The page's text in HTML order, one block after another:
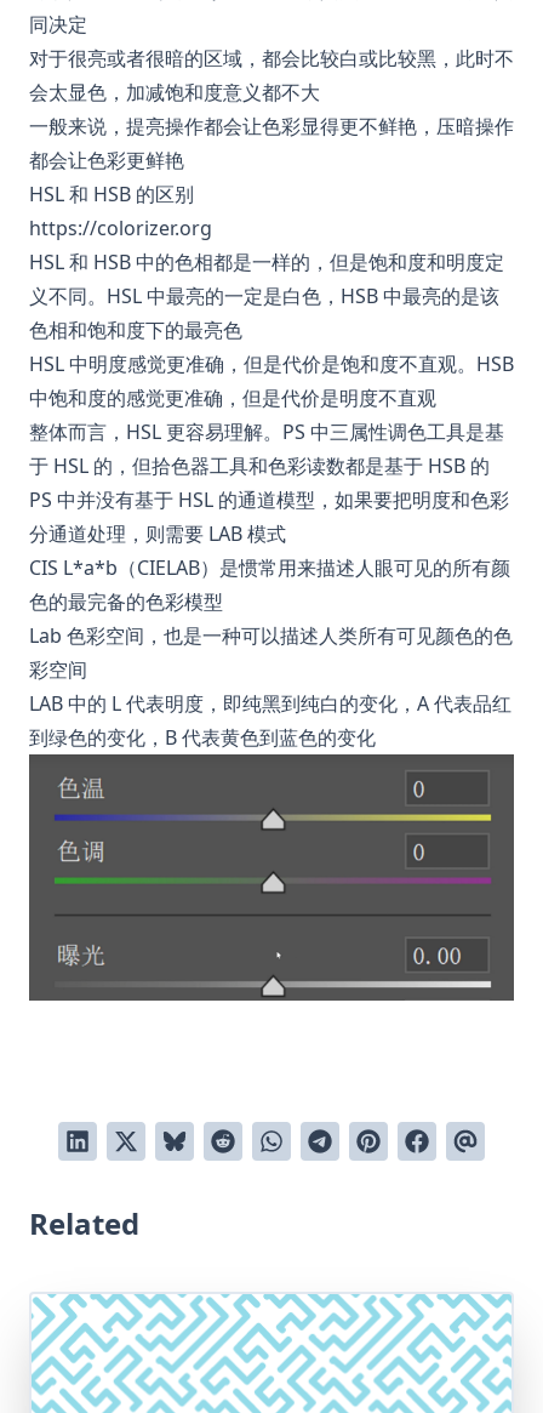
同决定
对于很亮或者很暗的区域，都会比较白或比较黑，此时不
会太显色，加减饱和度意义都不大
一般来说，提亮操作都会让色彩显得更不鲜艳，压暗操作
都会让色彩更鲜艳
HSL 和 HSB 的区别
https://colorizer.org
HSL 和 HSB 中的色相都是一样的，但是饱和度和明度定
义不同。HSL 中最亮的一定是白色，HSB 中最亮的是该
色相和饱和度下的最亮色
HSL 中明度感觉更准确，但是代价是饱和度不直观。HSB
中饱和度的感觉更准确，但是代价是明度不直观
整体而言，HSL 更容易理解。PS 中三属性调色工具是基
于 HSL 的，但拾色器工具和色彩读数都是基于 HSB 的
PS 中并没有基于 HSL 的通道模型，如果要把明度和色彩
分通道处理，则需要 LAB 模式
CIS L*a*b（CIELAB）是惯常用来描述人眼可见的所有颜
色的最完备的色彩模型
Lab 色彩空间，也是一种可以描述人类所有可见颜色的色
彩空间
LAB 中的 L 代表明度，即纯黑到纯白的变化，A 代表品红
到绿色的变化，B 代表黄色到蓝色的变化
Related